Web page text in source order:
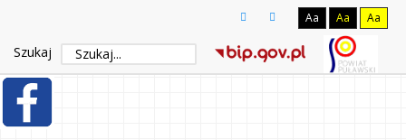
Aa Aa Aa
Szukaj